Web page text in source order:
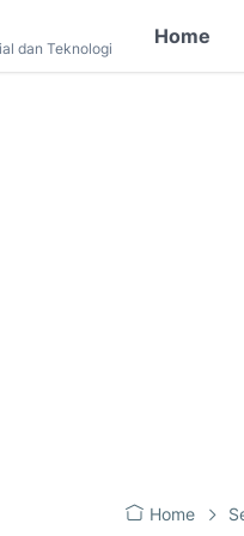
dan Teknologi
Home
Home